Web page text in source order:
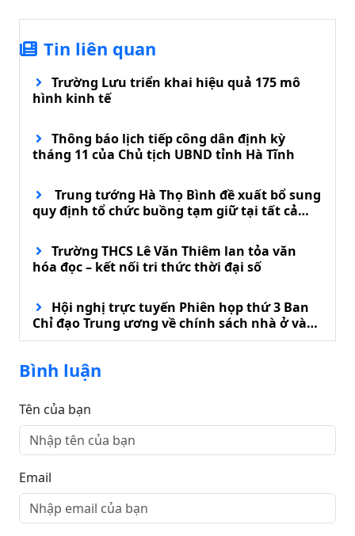
Tin liên quan
Trường Lưu triển khai hiệu quả 175 mô
hình kinh tế
Thông báo lịch tiếp công dân định kỳ
tháng 11 của Chủ tịch UBND tỉnh Hà Tĩnh
Trung tướng Hà Thọ Bình đề xuất bổ sung
quy định tổ chức buồng tạm giữ tại tất cả
Trường THCS Lê Văn Thiêm lan tỏa văn
hóa đọc – kết nối tri thức thời đại số
Hội nghị trực tuyến Phiên họp thứ 3 Ban
Chỉ đạo Trung ương về chính sách nhà ở và
phát triển thị trường bất động sản
Bình luận
Tên của bạn
Email